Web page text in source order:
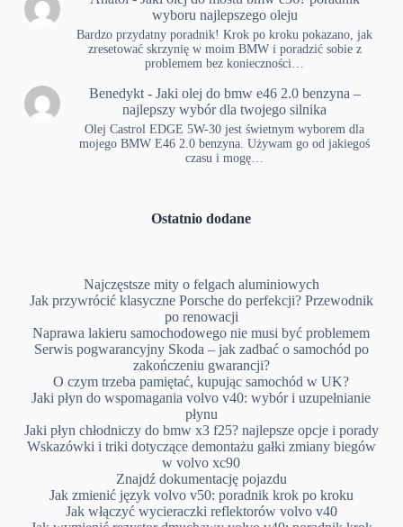
wyboru najlepszego oleju
Bardzo przydatny poradnik! Krok po kroku pokazano, jak
zresetować skrzynię w moim BMW i poradzić sobie z
problemem bez konieczności…
Benedykt- Jaki olej do bmw e46 2.0 benzyna –
najlepszy wybór dla twojego silnika
Olej Castrol EDGE 5W-30 jest świetnym wyborem dla
mojego BMW E46 2.0 benzyna. Używam go od jakiegoś
czasu i mogę…
Ostatnio dodane
Najczęstsze mity o felgach aluminiowych
Jak przywrócić klasyczne Porsche do perfekcji? Przewodnik
po renowacji
Naprawa lakieru samochodowego nie musi być problemem
Serwis pogwarancyjny Skoda – jak zadbać o samochód po
zakończeniu gwarancji?
O czym trzeba pamiętać, kupując samochód w UK?
Jaki płyn do wspomagania volvo v40: wybór i uzupełnianie
płynu
Jaki płyn chłodniczy do bmw x3 f25? najlepsze opcje i porady
Wskazówki i triki dotyczące demontażu gałki zmiany biegów
w volvo xc90
Znajdź dokumentację pojazdu
Jak zmienić język volvo v50: poradnik krok po kroku
Jak włączyć wycieraczki reflektorów volvo v40